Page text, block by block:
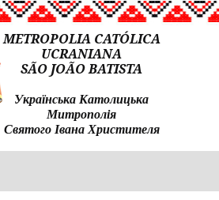
METROPOLIA CATÓLICA
UCRANIANA
SÃO JOÃO BATISTA
Українська Католицька
Митрополія
Святого Івана Христителя